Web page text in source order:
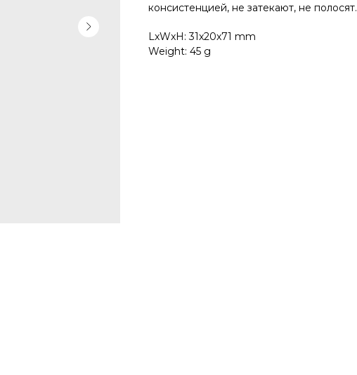
консистенцией, не затекают, не полосят.
LxWxH: 31x20x71 mm
Weight: 45 g